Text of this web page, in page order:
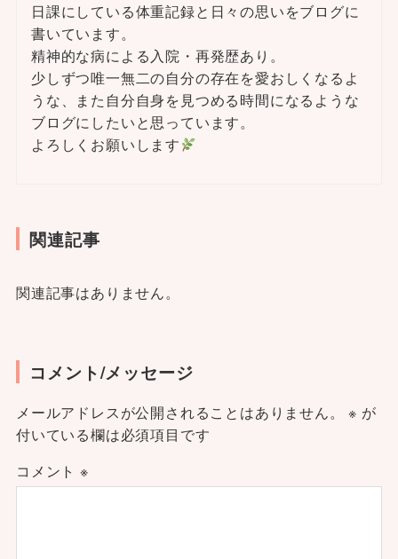
日課にしている体重記録と日々の思いをブログに
書いています。
精神的な病による入院・再発歴あり。
少しずつ唯一無二の自分の存在を愛おしくなるよ
うな、また自分自身を見つめる時間になるような
ブログにしたいと思っています。
よろしくお願いします
関連記事
関連記事はありません。
コメント/メッセージ
メールアドレスが公開されることはありません。 ※ が
付いている欄は必須項目です
コメント ※